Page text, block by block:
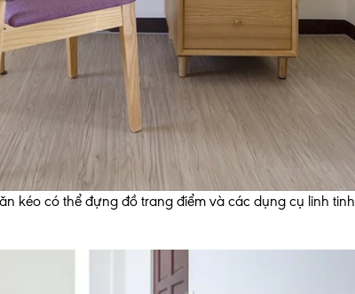
kéo có thể đựng đồ trang điểm và các dụng cụ linh tinh